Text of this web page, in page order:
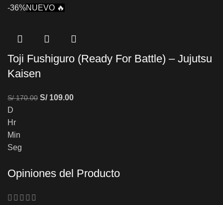
-36%NUEVO 🔥
Toji Fushiguro (Ready For Battle) – Jujutsu
Kaisen
S/170.00 S/109.00
D
Hr
Min
Seg
Opiniones del Producto